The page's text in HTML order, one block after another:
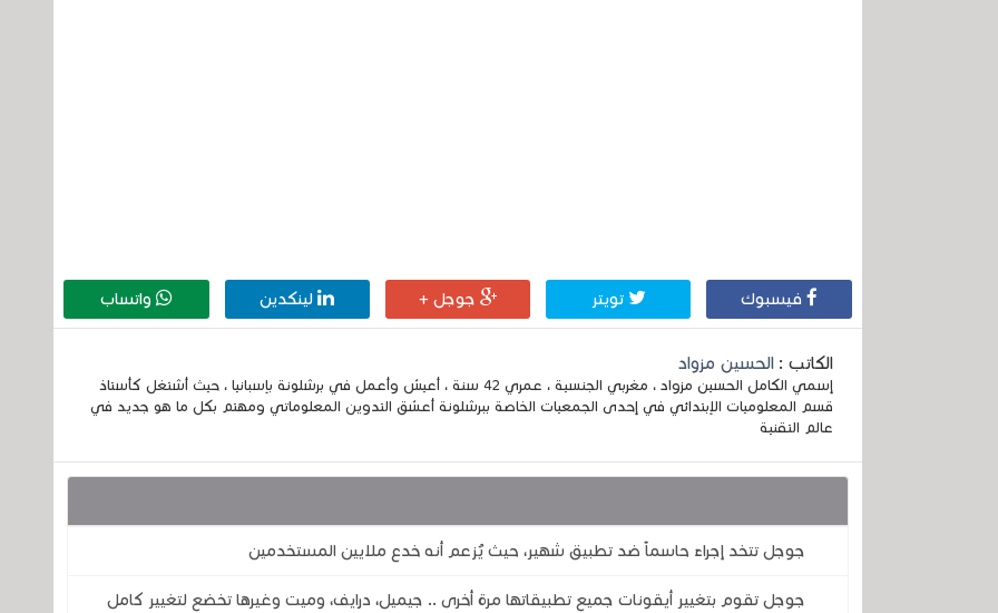
فيسبوك تويتر جوجل + لينكدين واتساب
الكاتب : الحسين مزواد
إسمي الكامل الحسين مزواد ، مغربي الجنسية ، عمري 42 سنة ، أعيش وأعمل في برشلونة بإسبانيا ، حيث أشتغل كأستاذ
قسم المعلوميات الإبتدائي في إحدى الجمعيات الخاصة ببرشلونة أعشق التدوين المعلوماتي ومهتم بكل ما هو جديد في
عالم التقنية
جوجل تتخد إجراءً حاسماً ضد تطبيق شهير، حيث يُزعم أنه خدع ملايين المستخدمين
جوجل تقوم بتغيير أيقونات جميع تطبيقاتها مرة أخرى .. جيميل، درايف، وميت وغيرها تخضع لتغيير كامل